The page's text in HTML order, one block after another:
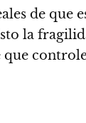
de que
la